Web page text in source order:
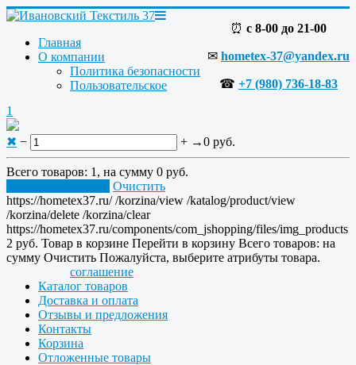
⏰ с 8-00 до 21-00
✉ hometex-37@yandex.ru
☎ +7 (980) 736-18-83
1
✖ − + →0 руб.
Всего товаров: 1 , на сумму 0 руб.
Очистить
https://hometex37.ru/ /korzina/view /katalog/product/view
/korzina/delete /korzina/clear
https://hometex37.ru/components/com_jshopping/files/img_products
2 руб. Товар в корзине Перейти в корзину Всего товаров: на
сумму Очистить Пожалуйста, выберите атрибуты товара.
Главная
О компании
Политика безопасности
Пользовательское
соглашение
Каталог товаров
Доставка и оплата
Отзывы и предложения
Контакты
Корзина
Отложенные товары